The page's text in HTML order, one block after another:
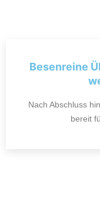
Besenreine
Nach Abschluss
bereit